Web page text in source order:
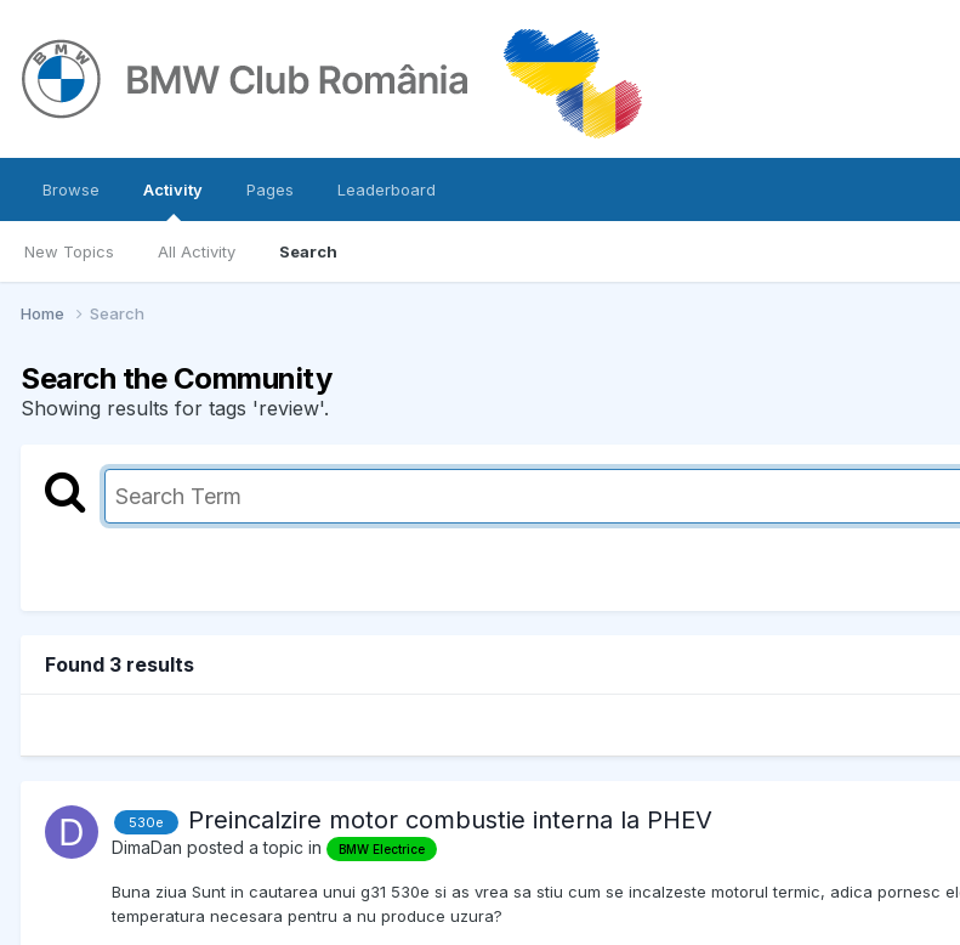
Browse Activity
New Topics All Activity Search
Pages Leaderboard
Home Search
Search the Community
Showing results for tags 'review'.
Found 3 results
530e Preincalzire motor combustie interna la PHEV
DimaDan posted a topic in BMW Electrice
Buna ziua Sunt in cautarea unui g31 530e si as vrea sa stiu cum se incalzeste motorul termic, adica
temperatura necesara pentru a nu produce uzura?